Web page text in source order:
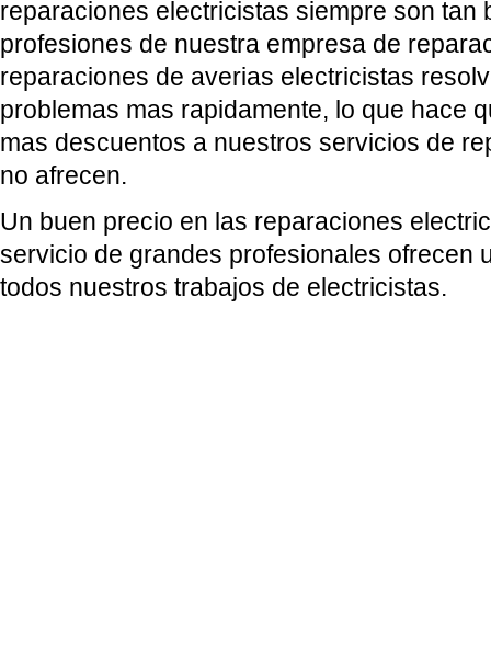
reparaciones electricistas siempre son tan
profesiones de nuestra empresa de
reparaciones de averias electricistas
problemas mas rapidamente, lo que hace
mas descuentos a nuestros servicios de
no afrecen.
Un buen precio en las reparaciones
servicio de grandes profesionales ofrecen
todos nuestros trabajos de electricistas.